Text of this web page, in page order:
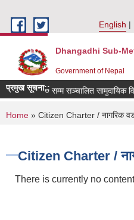
English
Dhangadhi Sub-
Government of Nepal
प्रमुख सूचना::
८ देखि १० सम्म सञ्चालित सामुदायिक
You are here
Home » Citizen Charter / नागरिक
Citizen Charter /
There is currently no